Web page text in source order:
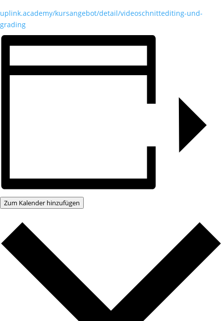
uplink.academy/kursangebot/detail/videoschnittediting-und-
grading
Zum Kalender hinzufügen